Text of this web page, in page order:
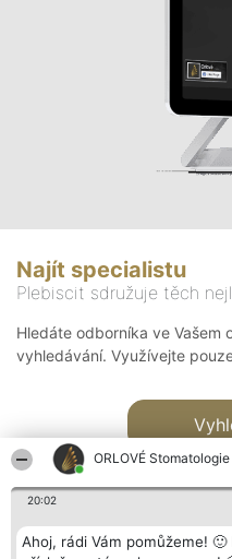
ORLOVÉ Stomatologie
20:02
Ahoj, rádi Vám pomůžeme! 🙂
Najít specialistu
Plebiscit sdružuje těch
Hledáte odborníka ve Vašem
vyhledávání. Využívejte